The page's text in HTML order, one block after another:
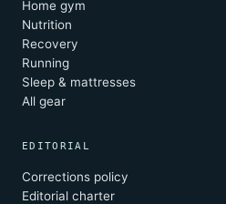
Home gym
Nutrition
Recovery
Running
Sleep & mattresses
All gear
EDITORIAL
Corrections policy
Editorial charter